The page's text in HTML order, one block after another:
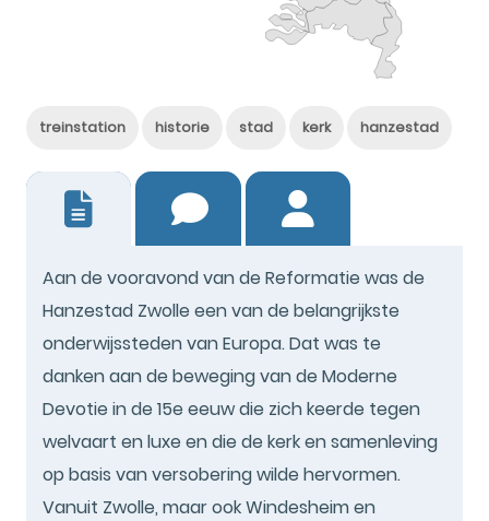
treinstation historie stad kerk hanzestad
Aan de vooravond van de Reformatie was de
Hanzestad Zwolle een van de belangrijkste
onderwijssteden van Europa. Dat was te
danken aan de beweging van de Moderne
Devotie in de 15e eeuw die zich keerde tegen
welvaart en luxe en die de kerk en samenleving
op basis van versobering wilde hervormen.
Vanuit Zwolle, maar ook Windesheim en